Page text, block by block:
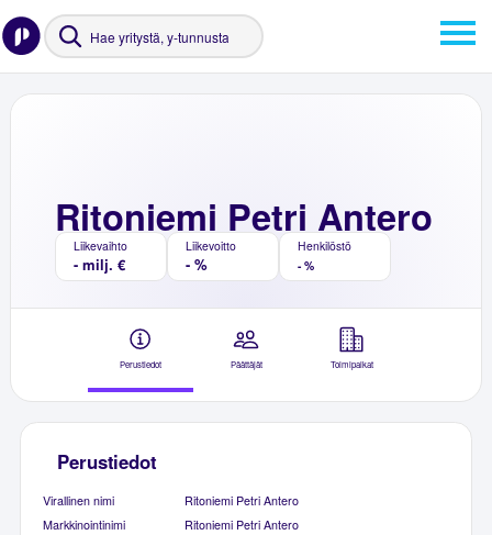
Ritoniemi Petri Antero
Liikevaihto
- milj. €
Liikevoitto
- %
Henkilöstö
- %
Perustiedot Päättäjät Toimipaikat
Perustiedot
Virallinen nimi
Ritoniemi Petri Antero
Markkinointinimi
Ritoniemi Petri Antero